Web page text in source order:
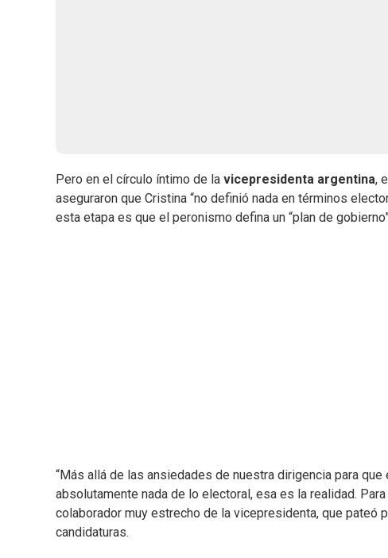
Pero en el círculo íntimo de la vicepresidenta argentina,
aseguraron que Cristina “no definió nada en términos
esta etapa es que el peronismo defina un “plan de
“Más allá de las ansiedades de nuestra dirigencia para
absolutamente nada de lo electoral, esa es la realidad.
colaborador muy estrecho de la vicepresidenta, que pateó
candidaturas.